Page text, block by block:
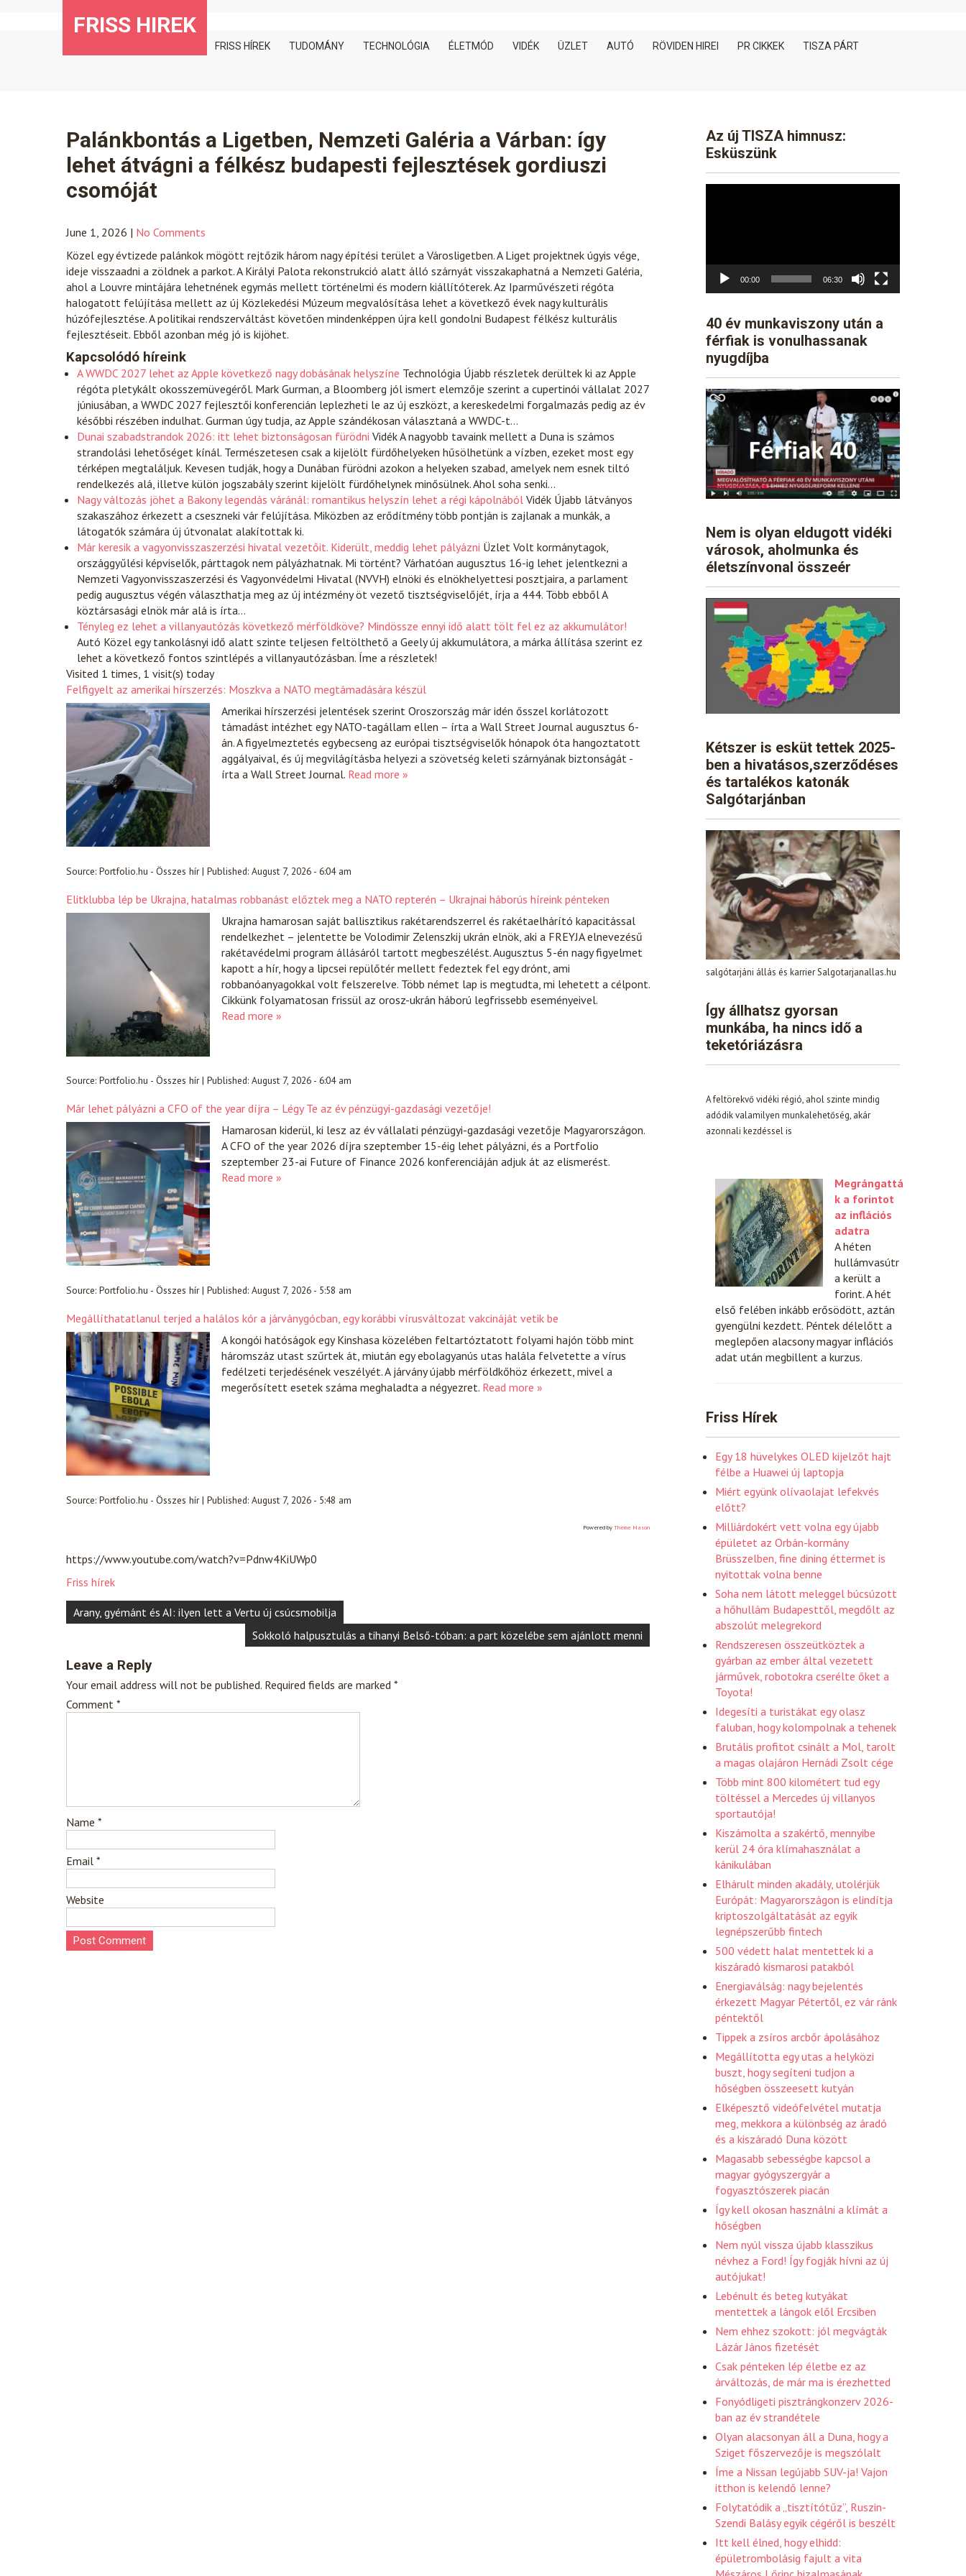
FRISS HIREK
FRISS HÍREK TUDOMÁNY TECHNOLÓGIA ÉLETMÓD VIDÉK ÜZLET AUTÓ RÖVIDEN HIREI PR CIKKEK TISZA PÁRT
Palánkbontás a Ligetben, Nemzeti Galéria a Várban: így
lehet átvágni a félkész budapesti fejlesztések gordiuszi
csomóját
June 1, 2026 | No Comments
Közel egy évtizede palánkok mögött rejtőzik három nagy építési terület a Városligetben. A Liget projektnek úgyis vége,
ideje visszaadni a zöldnek a parkot. A Királyi Palota rekonstrukció alatt álló szárnyát visszakaphatná a Nemzeti Galéria,
ahol a Louvre mintájára lehetnének egymás mellett történelmi és modern kiállítóterek. Az Iparművészeti régóta
halogatott felújítása mellett az új Közlekedési Múzeum megvalósítása lehet a következő évek nagy kulturális
húzófejlesztése. A politikai rendszerváltást követően mindenképpen újra kell gondolni Budapest félkész kulturális
fejlesztéseit. Ebből azonban még jó is kijöhet.
Kapcsolódó híreink
A WWDC 2027 lehet az Apple következő nagy dobásának helyszíne Technológia Újabb részletek derültek ki az Apple
régóta pletykált okosszemüvegéről. Mark Gurman, a Bloomberg jól ismert elemzője szerint a cupertinói vállalat 2027
júniusában, a WWDC 2027 fejlesztői konferencián leplezheti le az új eszközt, a kereskedelmi forgalmazás pedig az év
későbbi részében indulhat. Gurman úgy tudja, az Apple szándékosan választaná a WWDC-t…
Dunai szabadstrandok 2026: itt lehet biztonságosan fürödni VidékA nagyobb tavaink mellett a Duna is számos
strandolási lehetőséget kínál. Természetesen csak a kijelölt fürdőhelyeken hűsölhetünk a vízben, ezeket most egy
térképen megtaláljuk. Kevesen tudják, hogy a Dunában fürödni azokon a helyeken szabad, amelyek nem esnek tiltó
rendelkezés alá, illetve külön jogszabály szerint kijelölt fürdőhelynek minősülnek. Ahol soha senki…
Nagy változás jöhet a Bakony legendás váránál: romantikus helyszín lehet a régi kápolnából Vidék Újabb látványos
szakaszához érkezett a cseszneki vár felújítása. Miközben az erődítmény több pontján is zajlanak a munkák, a
látogatók számára új útvonalat alakítottak ki.
Már keresik a vagyonvisszaszerzési hivatal vezetőit. Kiderült, meddig lehet pályázni Üzlet Volt kormánytagok,
országgyűlési képviselők, párttagok nem pályázhatnak. Mi történt? Várhatóan augusztus 16-ig lehet jelentkezni a
Nemzeti Vagyonvisszaszerzési és Vagyonvédelmi Hivatal (NVVH) elnöki és elnökhelyettesi posztjaira, a parlament
pedig augusztus végén választhatja meg az új intézmény öt vezető tisztségviselőjét, írja a 444. Több ebből A
köztársasági elnök már alá is írta…
Tényleg ez lehet a villanyautózás következő mérföldköve? Mindössze ennyi idő alatt tölt fel ez az akkumulátor!
Autó Közel egy tankolásnyi idő alatt szinte teljesen feltölthető a Geely új akkumulátora, a márka állítása szerint ez
lehet a következő fontos szintlépés a villanyautózásban. Íme a részletek!
Visited 1 times, 1 visit(s) today
Felfigyelt az amerikai hírszerzés: Moszkva a NATO megtámadására készül
Amerikai hírszerzési jelentések szerint Oroszország már idén ősszel korlátozott
támadást intézhet egy NATO-tagállam ellen – írta a Wall Street Journal augusztus 6-
án. A figyelmeztetés egybecseng az európai tisztségviselők hónapok óta hangoztatott
aggályaival, és új megvilágításba helyezi a szövetség keleti szárnyának biztonságát -
írta a Wall Street Journal. Read more »
Source: Portfolio.hu - Összes hír| Published: August 7, 2026 - 6:04 am
Elitklubba lép be Ukrajna, hatalmas robbanást előztek meg a NATO repterén – Ukrajnai háborús híreink pénteken
Ukrajna hamarosan saját ballisztikus rakétarendszerrel és rakétaelhárító kapacitással
rendelkezhet – jelentette be Volodimir Zelenszkij ukrán elnök, aki a FREYJA elnevezésű
rakétavédelmi program állásáról tartott megbeszélést. Augusztus 5-én nagy figyelmet
kapott a hír, hogy a lipcsei repülőtér mellett fedeztek fel egy drónt, ami
robbanóanyagokkal volt felszerelve. Több német lap is megtudta, mi lehetett a célpont.
Cikkünk folyamatosan frissül az orosz-ukrán háború legfrissebb eseményeivel.
Read more »
Source: Portfolio.hu - Összes hír| Published: August 7, 2026 - 6:04 am
Már lehet pályázni a CFO of the year díjra – Légy Te az év pénzügyi-gazdasági vezetője!
Hamarosan kiderül, ki lesz az év vállalati pénzügyi-gazdasági vezetője Magyarországon.
A CFO of the year 2026 díjra szeptember 15-éig lehet pályázni, és a Portfolio
szeptember 23-ai Future of Finance 2026 konferenciáján adjuk át az elismerést.
Read more »
Source: Portfolio.hu - Összes hír| Published: August 7, 2026 - 5:58 am
Megállíthatatlanul terjed a halálos kór a járványgócban, egy korábbi vírusváltozat vakcináját vetik be
A kongói hatóságok egy Kinshasa közelében feltartóztatott folyami hajón több mint
háromszáz utast szűrtek át, miután egy ebolagyanús utas halála felvetette a vírus
fedélzeti terjedésének veszélyét. A járvány újabb mérföldkőhöz érkezett, mivel a
megerősített esetek száma meghaladta a négyezret. Read more »
Source: Portfolio.hu - Összes hír| Published: August 7, 2026 - 5:48 am
Powered by Theme Mason
https://www.youtube.com/watch?v=Pdnw4KiUWp0
Friss hírek
Post
navigation
Arany, gyémánt és AI: ilyen lett a Vertu új csúcsmobilja
Sokkoló halpusztulás a tihanyi Belső-tóban: a part közelébe sem ajánlott menni
Leave a Reply
Your email address will not be published. Required fields are marked *
Comment *
Name *
Email *
Website
Az új TISZA himnusz:
Esküszünk
00:00 06:30
40 év munkaviszony után a
férfiak is vonulhassanak
nyugdíjba
Nem is olyan eldugott vidéki
városok, aholmunka és
életszínvonal összeér
Kétszer is esküt tettek 2025-
ben a hivatásos,szerződéses
és tartalékos katonák
Salgótarjánban
salgótarjáni állás és karrier Salgotarjanallas.hu
Így állhatsz gyorsan
munkába, ha nincs idő a
teketóriázásra
A feltörekvő vidéki régió, ahol szinte mindig
adódik valamilyen munkalehetőség, akár
azonnali kezdéssel is
Megrángattá
k a forintot
az inflációs
adatra
A héten
hullámvasútr
a került a
forint. A hét
első felében inkább erősödött, aztán
gyengülni kezdett. Péntek délelőtt a
meglepően alacsony magyar inflációs
adat után megbillent a kurzus.
Friss Hírek
Egy 18 hüvelykes OLED kijelzőt hajt
félbe a Huawei új laptopja
Miért együnk olívaolajat lefekvés
előtt?
Milliárdokért vett volna egy újabb
épületet az Orbán-kormány
Brüsszelben, fine dining éttermet is
nyitottak volna benne
Soha nem látott meleggel búcsúzott
a hőhullám Budapesttől, megdőlt az
abszolút melegrekord
Rendszeresen összeütköztek a
gyárban az ember által vezetett
járművek, robotokra cserélte őket a
Toyota!
Idegesíti a turistákat egy olasz
faluban, hogy kolompolnak a tehenek
Brutális profitot csinált a Mol, tarolt
a magas olajáron Hernádi Zsolt cége
Több mint 800 kilométert tud egy
töltéssel a Mercedes új villanyos
sportautója!
Kiszámolta a szakértő, mennyibe
kerül 24 óra klímahasználat a
kánikulában
Elhárult minden akadály, utolérjük
Európát: Magyarországon is elindítja
kriptoszolgáltatását az egyik
legnépszerűbb fintech
500 védett halat mentettek ki a
kiszáradó kismarosi patakból
Energiaválság: nagy bejelentés
érkezett Magyar Pétertől, ez vár ránk
péntektől
Tippek a zsíros arcbőr ápolásához
Megállította egy utas a helyközi
buszt, hogy segíteni tudjon a
hőségben összeesett kutyán
Elképesztő videófelvétel mutatja
meg, mekkora a különbség az áradó
és a kiszáradó Duna között
Magasabb sebességbe kapcsol a
magyar gyógyszergyár a
fogyasztószerek piacán
Így kell okosan használni a klímát a
hőségben
Nem nyúl vissza újabb klasszikus
névhez a Ford! Így fogják hívni az új
autójukat!
Lebénult és beteg kutyákat
mentettek a lángok elől Ercsiben
Nem ehhez szokott: jól megvágták
Lázár János fizetését
Csak pénteken lép életbe ez az
árváltozás, de már ma is érezhetted
Fonyódligeti pisztrángkonzerv 2026-
ban az év strandétele
Olyan alacsonyan áll a Duna, hogy a
Sziget főszervezője is megszólalt
Íme a Nissan legújabb SUV-ja! Vajon
itthon is kelendő lenne?
Folytatódik a „tisztítótűz”, Ruszin-
Szendi Balásy egyik cégéről is beszélt
Itt kell élned, hogy elhidd:
épületrombolásig fajult a vita